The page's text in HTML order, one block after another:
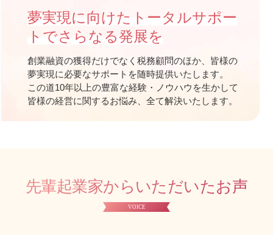
夢実現に向けたトータルサポー
トでさらなる発展を
創業融資の獲得だけでなく税務顧問のほか、皆様の
夢実現に必要なサポートを随時提供いたします。
この道10年以上の豊富な経験・ノウハウを生かして
皆様の経営に関するお悩み、全て解決いたします。
先輩起業家からいただいたお声
VOICE